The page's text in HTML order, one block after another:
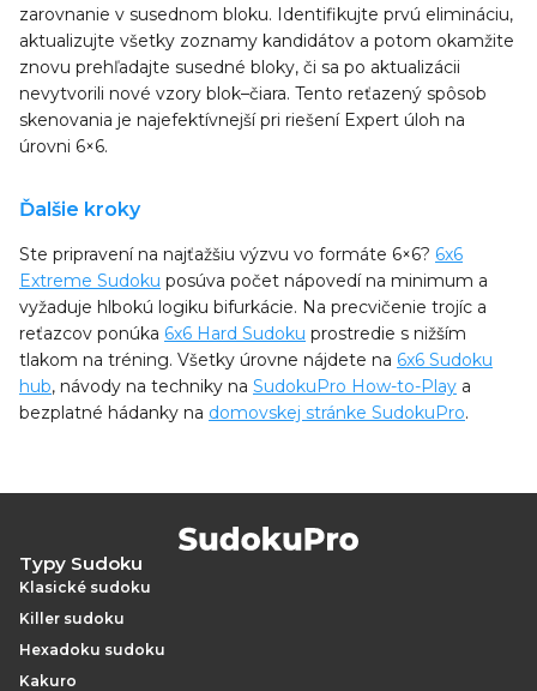
zarovnanie v susednom bloku. Identifikujte prvú elimináciu,
aktualizujte všetky zoznamy kandidátov a potom okamžite
znovu prehľadajte susedné bloky, či sa po aktualizácii
nevytvorili nové vzory blok–čiara. Tento reťazený spôsob
skenovania je najefektívnejší pri riešení Expert úloh na
úrovni 6×6.
Ďalšie kroky
Ste pripravení na najťažšiu výzvu vo formáte 6×6? 6x6
Extreme Sudoku posúva počet nápovedí na minimum a
vyžaduje hlbokú logiku bifurkácie. Na precvičenie trojíc a
reťazcov ponúka 6x6 Hard Sudoku prostredie s nižším
tlakom na tréning. Všetky úrovne nájdete na 6x6 Sudoku
hub, návody na techniky na SudokuPro How-to-Play a
bezplatné hádanky na domovskej stránke SudokuPro.
Typy Sudoku
Klasické sudoku
Killer sudoku
Hexadoku sudoku
Kakuro